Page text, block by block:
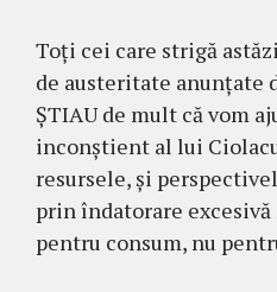
Toți cei care strigă
de austeritate anunțate
ȘTIAU de mult că vom
inconștient al lui
resursele, și
prin îndatorare
pentru consum, nu